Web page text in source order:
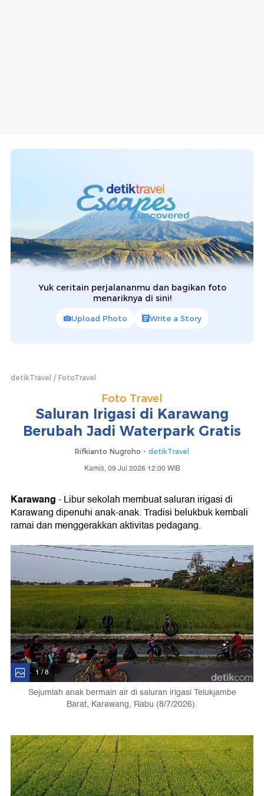
Yuk ceritain perjalananmu dan bagikan foto
menariknya di sini!
Upload Photo Write a Story
detikTravel FotoTravel
Foto Travel
Saluran Irigasi di Karawang
Berubah Jadi Waterpark Gratis
Rifkianto Nugroho - detikTravel
Kamis, 09 Jul 2026 12:00 WIB
Karawang- Libur sekolah membuat saluran irigasi di
Karawang dipenuhi anak-anak. Tradisi belukbuk kembali
ramai dan menggerakkan aktivitas pedagang.
1 / 8
Sejumlah anak bermain air di saluran irigasi Telukjambe
Barat, Karawang, Rabu (8/7/2026).